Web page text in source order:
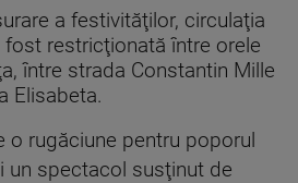
a festivităţilor, circulaţia
fost restricţionată între orele
între strada Constantin Mille
Elisabeta.
o rugăciune pentru poporul
un spectacol susţinut de